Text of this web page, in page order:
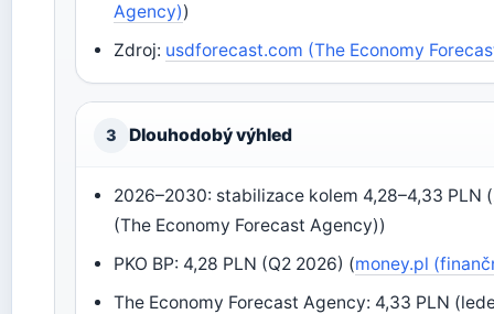
Agency))
Zdroj: usdforecast.com (The Economy
3 Dlouhodobý výhled
2026–2030: stabilizace kolem 4,28–4,33 PLN
(The Economy Forecast Agency))
PKO BP: 4,28 PLN (Q2 2026) (money.pl
The Economy Forecast Agency: 4,33 PLN